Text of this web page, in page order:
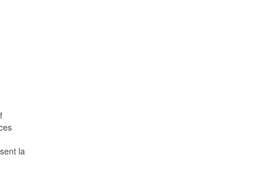
la